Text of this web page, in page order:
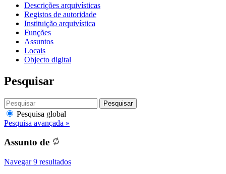
Descrições arquivísticas
Registos de autoridade
Instituição arquivística
Funções
Assuntos
Locais
Objecto digital
Pesquisar
Pesquisar
Pesquisa global
Pesquisa avançada »
Assunto de
Navegar 9 resultados